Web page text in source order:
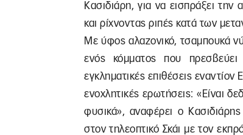
Κασιδιάρη, για να εισπράξει
και ρίχνοντας ριπές κατά των
Με ύφος αλαζονικό, τσαμπουκά
ενός κόμματος που πρεσβεύει
εγκληματικές επιθέσεις
ενοχλητικές ερωτήσεις: «Είναι
φυσικά», αναφέρει ο
στον τηλεοπτικό Σκάι με τον